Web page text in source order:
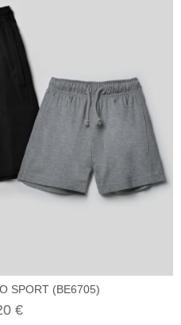
SPORT (BE6705)
€